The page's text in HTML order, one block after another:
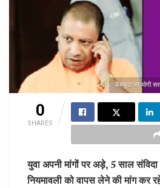
बैकफुट पर योगी
0
SHARES
युवा अपनी मांगों पर अड़े, 5 साल संविदा
नियमावली को वापस लेने की मांग कर